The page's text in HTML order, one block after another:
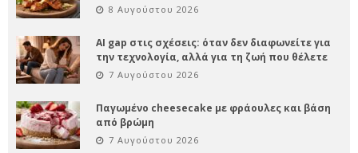
8 Αυγούστου 2026
AI gap στις σχέσεις: όταν δεν διαφωνείτε για
την τεχνολογία, αλλά για τη ζωή που θέλετε
7 Αυγούστου 2026
Παγωμένο cheesecake με φράουλες και βάση
από βρώμη
7 Αυγούστου 2026